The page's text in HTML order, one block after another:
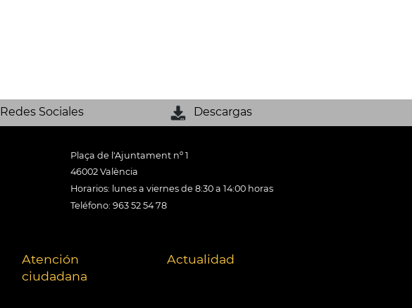
Redes Sociales Descargas
Plaça de l'Ajuntament nº 1
46002 València
Horarios: lunes a viernes de 8:30 a 14:00 horas
Teléfono: 963 52 54 78
Atención
ciudadana
Actualidad